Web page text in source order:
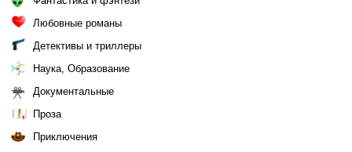
Любовные романы
Детективы и триллеры
Наука, Образование
Документальные
Проза
Приключения